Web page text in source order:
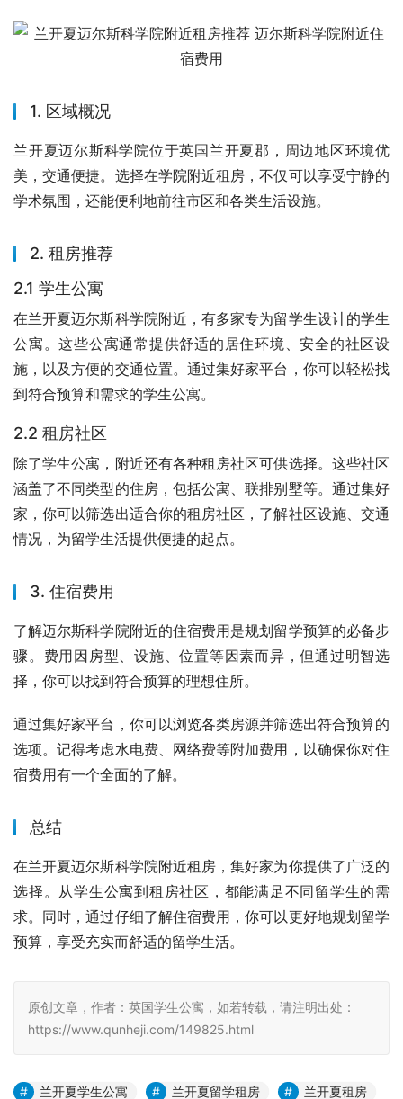
1. 区域概况
兰开夏迈尔斯科学院位于英国兰开夏郡，周边地区环境优
美，交通便捷。选择在学院附近租房，不仅可以享受宁静的
学术氛围，还能便利地前往市区和各类生活设施。
2. 租房推荐
2.1 学生公寓
在兰开夏迈尔斯科学院附近，有多家专为留学生设计的学生
公寓。这些公寓通常提供舒适的居住环境、安全的社区设
施，以及方便的交通位置。通过集好家平台，你可以轻松找
到符合预算和需求的学生公寓。
2.2 租房社区
除了学生公寓，附近还有各种租房社区可供选择。这些社区
涵盖了不同类型的住房，包括公寓、联排别墅等。通过集好
家，你可以筛选出适合你的租房社区，了解社区设施、交通
情况，为留学生活提供便捷的起点。
3. 住宿费用
了解迈尔斯科学院附近的住宿费用是规划留学预算的必备步
骤。费用因房型、设施、位置等因素而异，但通过明智选
择，你可以找到符合预算的理想住所。
通过集好家平台，你可以浏览各类房源并筛选出符合预算的
选项。记得考虑水电费、网络费等附加费用，以确保你对住
宿费用有一个全面的了解。
总结
在兰开夏迈尔斯科学院附近租房，集好家为你提供了广泛的
选择。从学生公寓到租房社区，都能满足不同留学生的需
求。同时，通过仔细了解住宿费用，你可以更好地规划留学
预算，享受充实而舒适的留学生活。
原创文章，作者：英国学生公寓，如若转载，请注明出处：
https://www.qunheji.com/149825.html
兰开夏学生公寓 兰开夏留学租房 兰开夏租房